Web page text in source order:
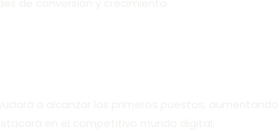
en el competitivo mundo digital.